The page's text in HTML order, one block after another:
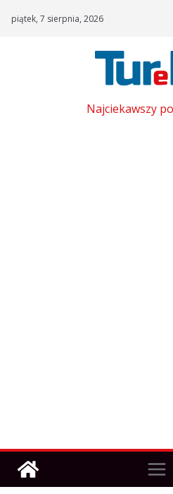
piątek, 7 sierpnia, 2026
Najciekawszy